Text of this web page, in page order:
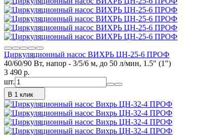
Циркуляционный насос ВИХРЬ ЦН-25-6 ПРОФ
40/60/90 Вт, напор - 3/5/6 м, до 50 л/мин, 1.5" (1")
3 490 p.
шт.
В 1 клик